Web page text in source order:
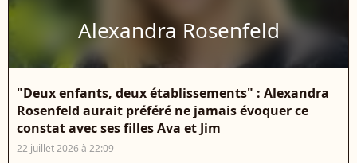
Alexandra Rosenfeld
"Deux enfants, deux établissements" : Alexandra
Rosenfeld aurait préféré ne jamais évoquer ce
constat avec ses filles Ava et Jim
22 juillet 2026 à 22:09